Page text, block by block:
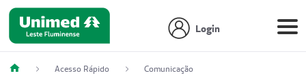
Login
Acesso Rápido
Comunicação